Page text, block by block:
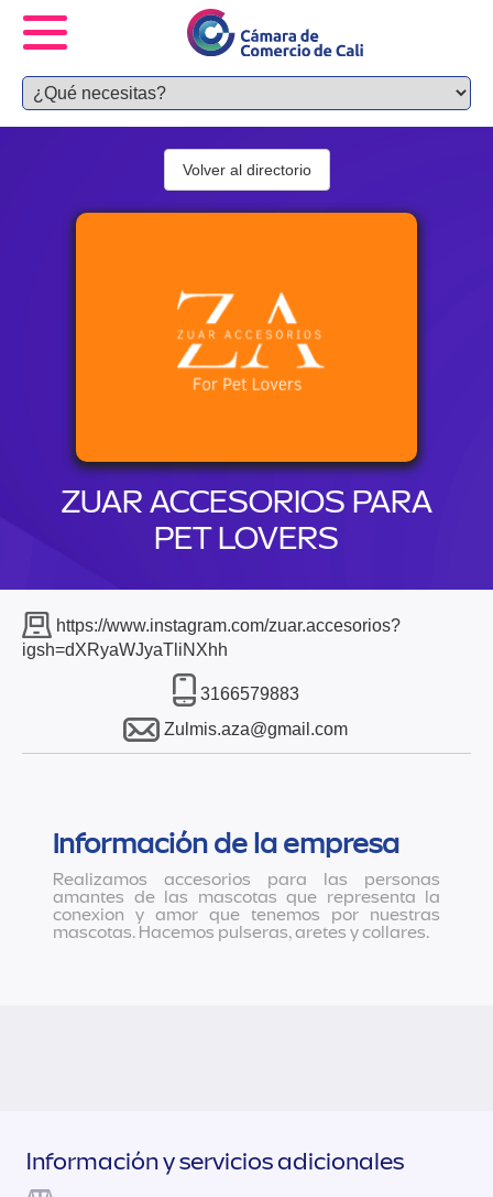
ZUAR ACCESORIOS PARA
PET LOVERS
Volver al directorio
https://www.instagram.com/zuar.accesorios?
igsh=dXRyaWJyaTliNXhh
3166579883
Zulmis.aza@gmail.com
Información de la empresa
Realizamos accesorios para las personas
amantes de las mascotas que representa la
conexion y amor que tenemos por nuestras
mascotas. Hacemos pulseras, aretes y collares.
Información y servicios adicionales